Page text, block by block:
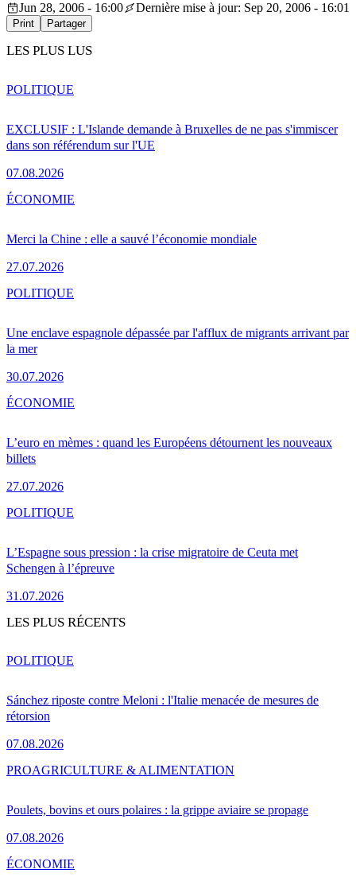
Jun 28, 2006 - 16:00
Dernière mise à jour: Sep 20, 2006 - 16:01
Print Partager
LES PLUS LUS
EXCLUSIF : L'Islande demande à Bruxelles de ne pas s'immiscer
dans son référendum sur l'UE
07.08.2026
POLITIQUE
Merci la Chine : elle a sauvé l’économie mondiale
27.07.2026
ÉCONOMIE
Une enclave espagnole dépassée par l'afflux de migrants arrivant par
la mer
30.07.2026
POLITIQUE
L’euro en mèmes : quand les Européens détournent les nouveaux
billets
27.07.2026
ÉCONOMIE
L’Espagne sous pression : la crise migratoire de Ceuta met
Schengen à l’épreuve
31.07.2026
POLITIQUE
LES PLUS RÉCENTS
Sánchez riposte contre Meloni : l'Italie menacée de mesures de
rétorsion
07.08.2026
POLITIQUE
Poulets, bovins et ours polaires : la grippe aviaire se propage
07.08.2026
PROAGRICULTURE & ALIMENTATION
ÉCONOMIE